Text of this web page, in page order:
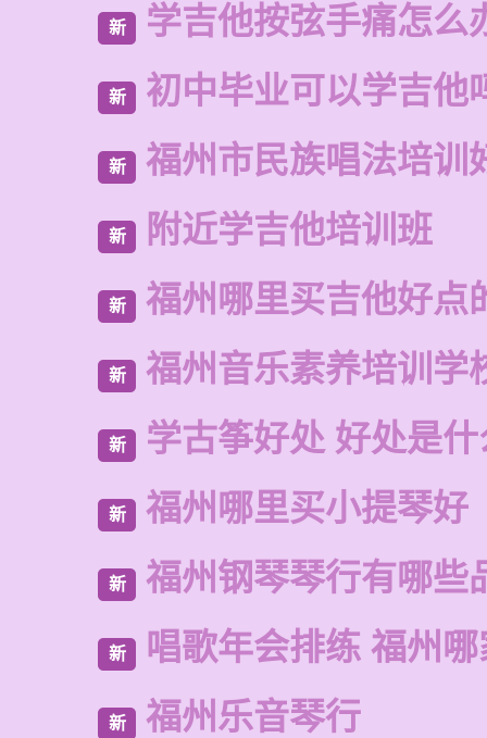
新 学吉他按弦手痛怎么
新 初中毕业可以学吉他
新 福州市民族唱法培训
新 附近学吉他培训班
新 福州哪里买吉他好点
新 福州音乐素养培训学
新 学古筝好处 好处是什
新 福州哪里买小提琴好
新 福州钢琴琴行有哪些
新 唱歌年会排练 福州
新 福州乐音琴行